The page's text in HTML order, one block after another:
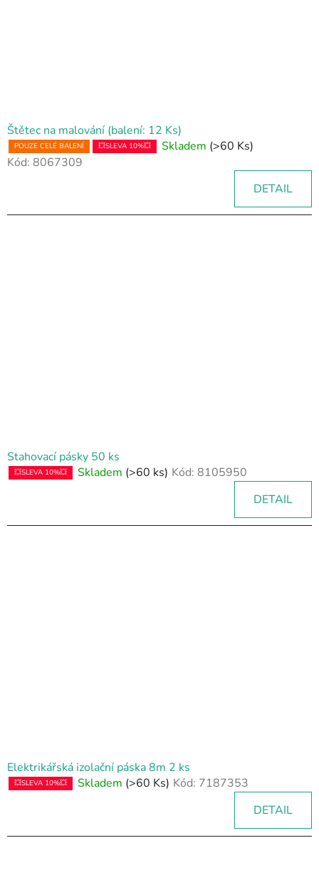
Štětec na malování (balení: 12 Ks)
POUZE CELÉ BALENÍ 💥SLEVA 10%💥 Skladem (>60 Ks)
Kód: 8067309
DETAIL
Stahovací pásky 50 ks
💥SLEVA 10%💥 Skladem (>60 ks) Kód: 8105950
DETAIL
Elektrikářská izolační páska 8m 2 ks
💥SLEVA 10%💥 Skladem (>60 Ks) Kód: 7187353
DETAIL